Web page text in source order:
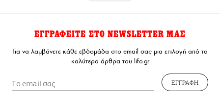
ΕΓΓΡΑΦΕΙΤΕ ΣΤΟ NEWSLETTER ΜΑΣ
Για να λαμβάνετε κάθε εβδομάδα στο email σας μια επιλογή από τα
καλύτερα άρθρα του lifo.gr
ΕΓΓΡΑΦΗ